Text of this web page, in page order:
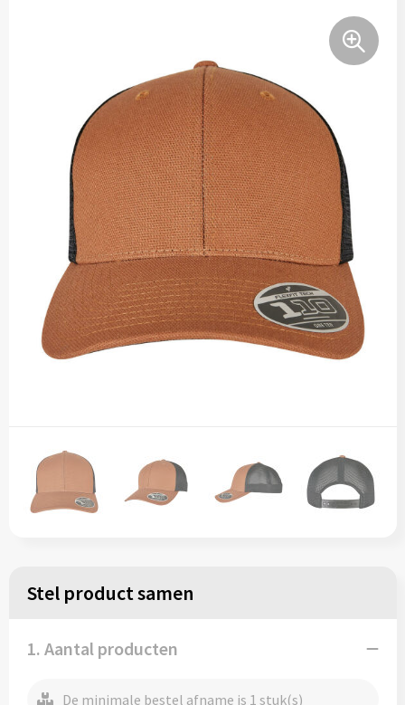
Stel product samen
1. Aantal producten
De minimale bestel afname is 1 stuk(s)